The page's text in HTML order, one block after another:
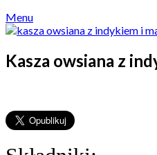
Menu
Kasza owsiana z